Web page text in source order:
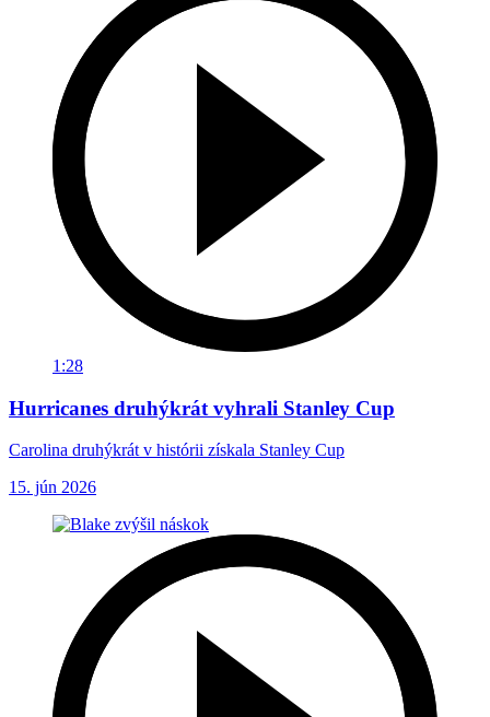
1:28
Hurricanes druhýkrát vyhrali Stanley Cup
Carolina druhýkrát v histórii získala Stanley Cup
15. jún 2026